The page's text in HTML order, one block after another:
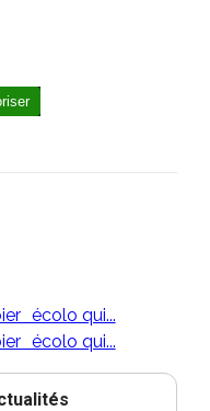
écolo qui...
écolo qui...